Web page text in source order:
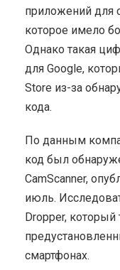
приложений для
которое имело
Однако такая
для Google,
Store из-за
кода.
По данным
код был
CamScanner,
июль.
Dropper,
смартфонах.